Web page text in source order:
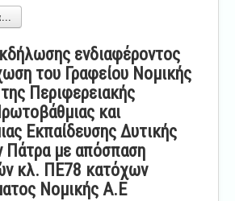
ενδιαφέροντος
του Γραφείου Νομικής
Περιφερειακής
και
Εκπαίδευσης Δυτικής
Πάτρα με απόσπαση
κλ. ΠΕ78 κατόχων
Νομικής Α.Ε